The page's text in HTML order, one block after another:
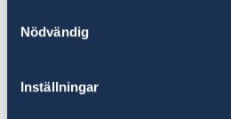
Nödvändig
Inställningar